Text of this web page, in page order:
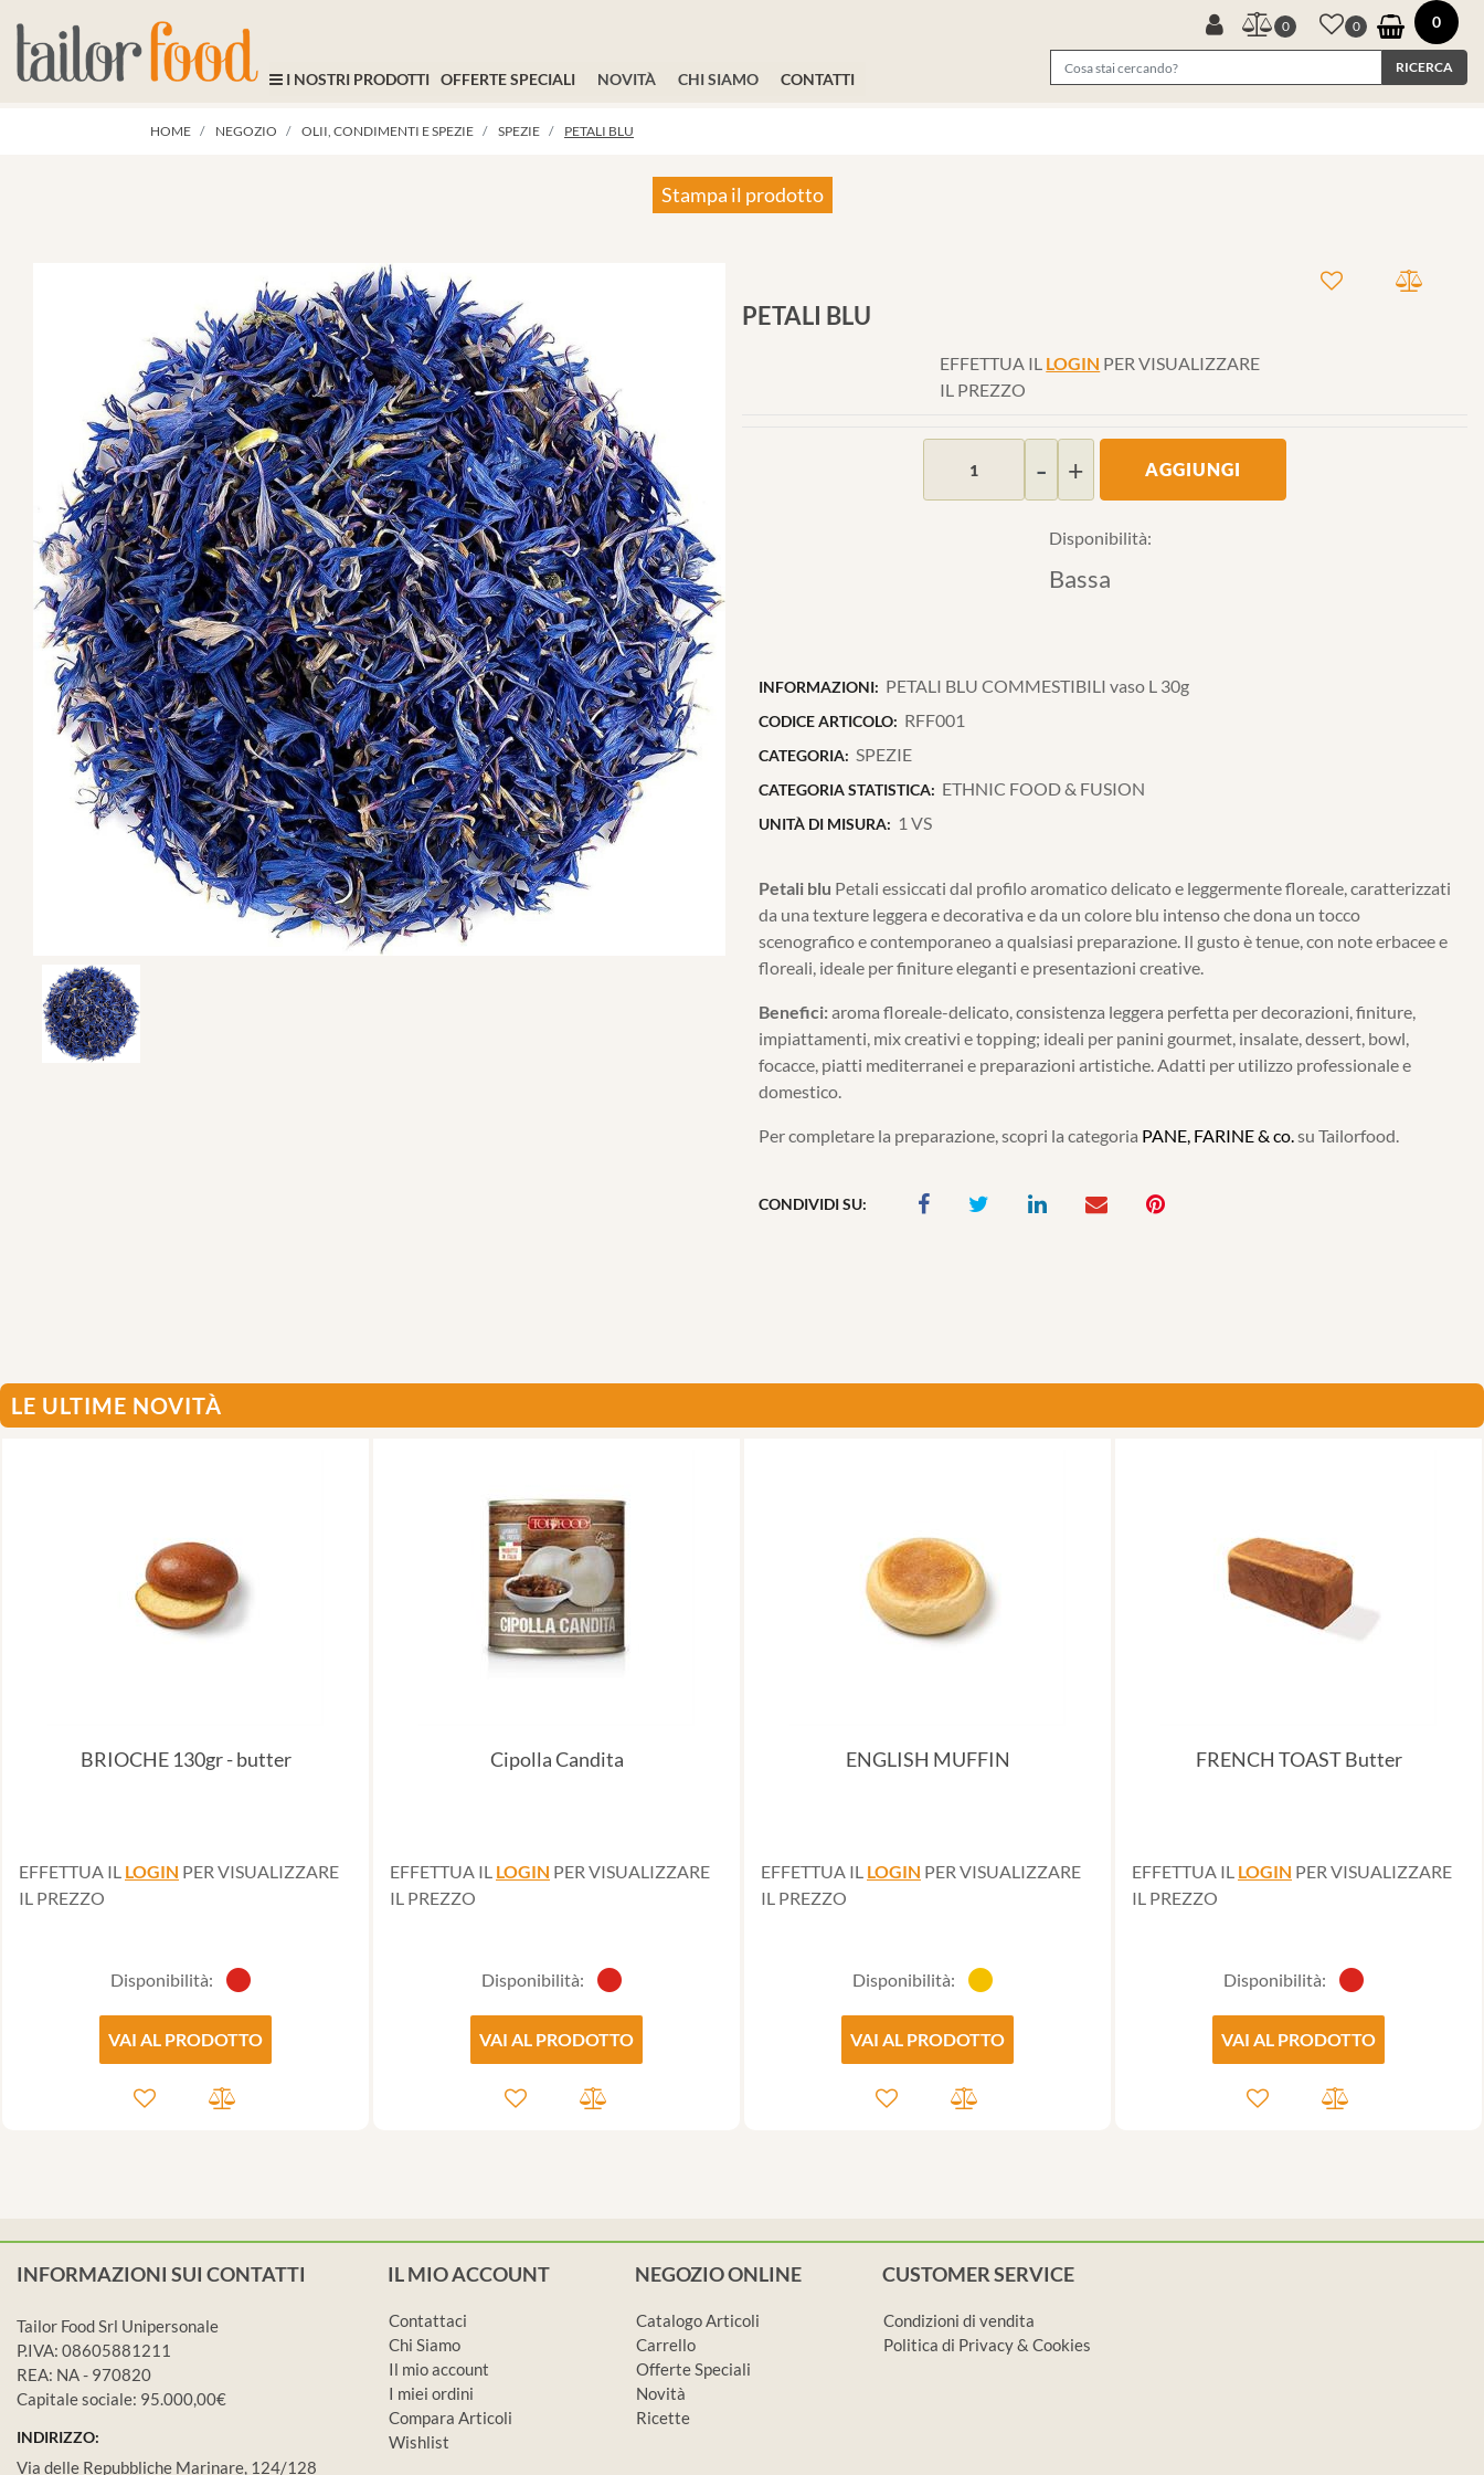
I NOSTRI PRODOTTI OFFERTE SPECIALI NOVITÀ CHI SIAMO CONTATTI
0 0 0
HOME NEGOZIO OLII, CONDIMENTI E SPEZIE SPEZIE PETALI BLU
Stampa il prodotto
PETALI BLU
EFFETTUA IL LOGIN PER VISUALIZZARE
IL PREZZO
AGGIUNGI
Disponibilità:
Bassa
INFORMAZIONI: PETALI BLU COMMESTIBILI vaso L 30g
CODICE ARTICOLO: RFF001
CATEGORIA: SPEZIE
CATEGORIA STATISTICA: ETHNIC FOOD & FUSION
UNITÀ DI MISURA: 1 VS
Petali blu Petali essiccati dal profilo aromatico delicato e leggermente floreale, caratterizzati
da una texture leggera e decorativa e da un colore blu intenso che dona un tocco
scenografico e contemporaneo a qualsiasi preparazione. Il gusto è tenue, con note erbacee e
floreali, ideale per finiture eleganti e presentazioni creative.
Benefici:aroma floreale-delicato, consistenza leggera perfetta per decorazioni, finiture,
impiattamenti, mix creativi e topping; ideali per panini gourmet, insalate, dessert, bowl,
focacce, piatti mediterranei e preparazioni artistiche. Adatti per utilizzo professionale e
domestico.
Per completare la preparazione, scopri la categoria PANE, FARINE & co.su Tailorfood.
CONDIVIDI SU:
LE ULTIME NOVITÀ
BRIOCHE 130gr - butter
EFFETTUA IL LOGIN PER VISUALIZZARE
IL PREZZO
Disponibilità:
VAI AL PRODOTTO
Cipolla Candita
EFFETTUA IL LOGIN PER VISUALIZZARE
IL PREZZO
Disponibilità:
VAI AL PRODOTTO
ENGLISH MUFFIN
EFFETTUA IL LOGIN PER VISUALIZZARE
IL PREZZO
Disponibilità:
VAI AL PRODOTTO
FRENCH TOAST Butter
EFFETTUA IL LOGIN PER VISUALIZZARE
IL PREZZO
Disponibilità:
VAI AL PRODOTTO
INFORMAZIONI SUI CONTATTI
Tailor Food Srl Unipersonale
P.IVA: 08605881211
REA: NA - 970820
Capitale sociale: 95.000,00€
INDIRIZZO:
Via delle Repubbliche Marinare, 124/128
IL MIO ACCOUNT
Contattaci
Chi Siamo
Il mio account
I miei ordini
Compara Articoli
Wishlist
NEGOZIO ONLINE
Catalogo Articoli
Carrello
Offerte Speciali
Novità
Ricette
CUSTOMER SERVICE
Condizioni di vendita
Politica di Privacy & Cookies